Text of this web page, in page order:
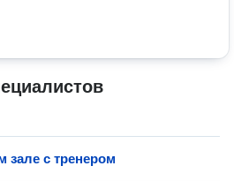
зале с тренером